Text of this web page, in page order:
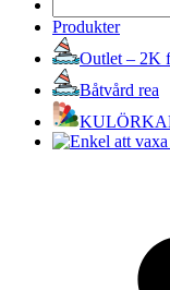
efter:
Produkter
Outlet – 2K
Båtvård rea